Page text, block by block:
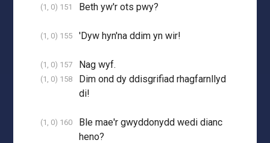
(1, 0) 151 Beth yw'r ots pwy?
(1, 0) 155 'Dyw hyn'na ddim yn wir!
(1, 0) 157 Nag wyf.
(1, 0) 158
Dim ond dy ddisgrifiad rhagfarnllyd
di!
(1, 0) 160
Ble mae'r gwyddonydd wedi dianc
heno?